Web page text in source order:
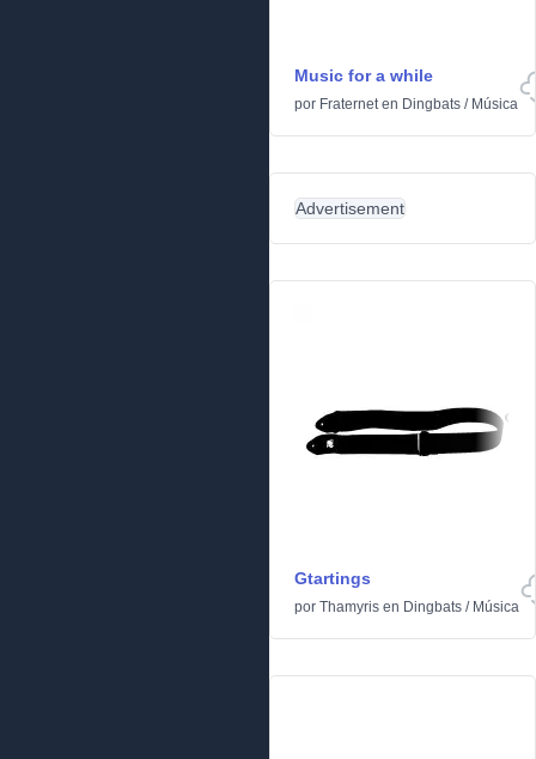
Music for a while
por Fraterneten Dingbats / Música
Advertisement
Gtartings
por Thamyris en Dingbats / Música